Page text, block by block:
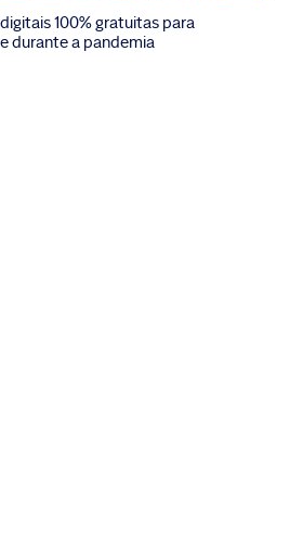
100% gratuitas para
durante a pandemia